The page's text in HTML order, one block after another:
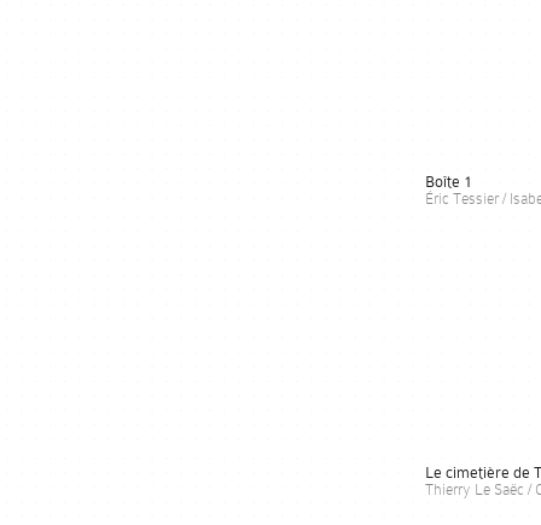
Boîte 1
Éric Tessier /
Le cimetière de
Thierry Le Saëc /